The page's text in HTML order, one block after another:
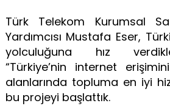
Türk Telekom Kurumsal
Yardımcısı Mustafa Eser,
yolculuğuna hız
“Türkiye’nin internet
alanlarında topluma en iyi
bu projeyi başlattık.